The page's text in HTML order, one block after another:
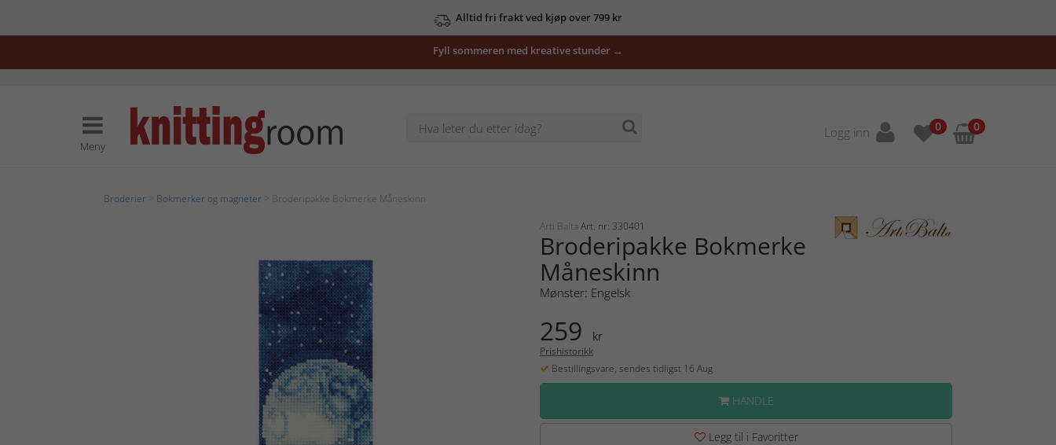
Alltid fri frakt ved kjøp over 799 kr
Fyll sommeren med kreative stunder →
Meny
Logg inn 0 0
Broderier Bokmerker og magneter > Broderipakke Bokmerke Måneskinn
Arti Balta Art. nr: 330401
Broderipakke Bokmerke
Måneskinn
Mønster: Engelsk
259 kr
Prishistorikk
Bestillingsvare, sendes tidligst 16 Aug
HANDLE
Legg til i Favoritter